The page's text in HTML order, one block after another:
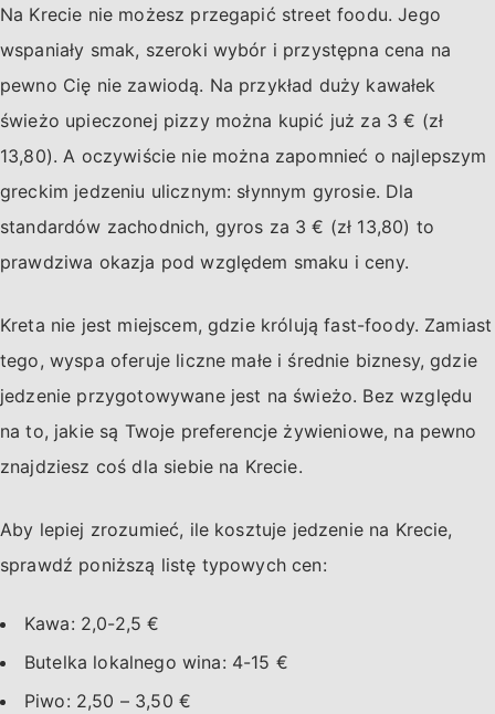
Na Krecie nie możesz przegapić street foodu. Jego
wspaniały smak, szeroki wybór i przystępna cena na
pewno Cię nie zawiodą. Na przykład duży kawałek
świeżo upieczonej pizzy można kupić już za 3 € (zł
13,80). A oczywiście nie można zapomnieć o najlepszym
greckim jedzeniu ulicznym: słynnym gyrosie. Dla
standardów zachodnich, gyros za 3 € (zł 13,80) to
prawdziwa okazja pod względem smaku i ceny.
Kreta nie jest miejscem, gdzie królują fast-foody. Zamiast
tego, wyspa oferuje liczne małe i średnie biznesy, gdzie
jedzenie przygotowywane jest na świeżo. Bez względu
na to, jakie są Twoje preferencje żywieniowe, na pewno
znajdziesz coś dla siebie na Krecie.
Aby lepiej zrozumieć, ile kosztuje jedzenie na Krecie,
sprawdź poniższą listę typowych cen:
Kawa: 2,0-2,5 €
Butelka lokalnego wina: 4-15 €
Piwo: 2,50 – 3,50 €